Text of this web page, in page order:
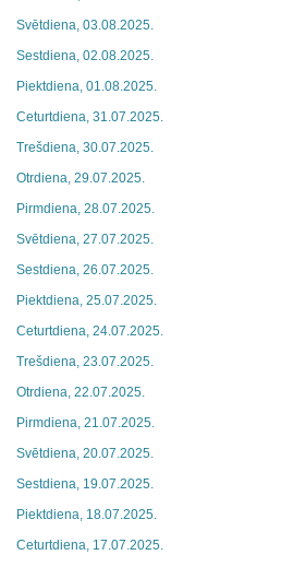
Svētdiena, 03.08.2025.
Sestdiena, 02.08.2025.
Piektdiena, 01.08.2025.
Ceturtdiena, 31.07.2025.
Trešdiena, 30.07.2025.
Otrdiena, 29.07.2025.
Pirmdiena, 28.07.2025.
Svētdiena, 27.07.2025.
Sestdiena, 26.07.2025.
Piektdiena, 25.07.2025.
Ceturtdiena, 24.07.2025.
Trešdiena, 23.07.2025.
Otrdiena, 22.07.2025.
Pirmdiena, 21.07.2025.
Svētdiena, 20.07.2025.
Sestdiena, 19.07.2025.
Piektdiena, 18.07.2025.
Ceturtdiena, 17.07.2025.